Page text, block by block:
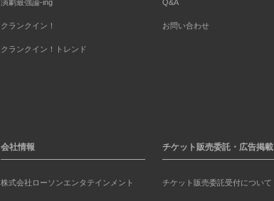
演劇最強論-ing
クランクイン！
クランクイン！トレンド
Q&A
お問い合わせ
会社情報
株式会社ローソンエンタテインメント
チケット販売委託・広告掲載
チケット販売委託受付について